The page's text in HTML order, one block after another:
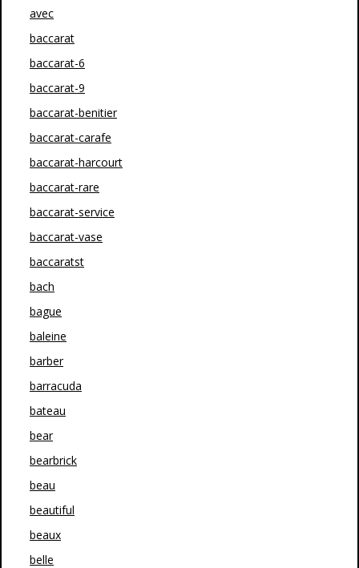
avec
baccarat
baccarat-6
baccarat-9
baccarat-benitier
baccarat-carafe
baccarat-harcourt
baccarat-rare
baccarat-service
baccarat-vase
baccaratst
bach
bague
baleine
barber
barracuda
bateau
bear
bearbrick
beau
beautiful
beaux
belle